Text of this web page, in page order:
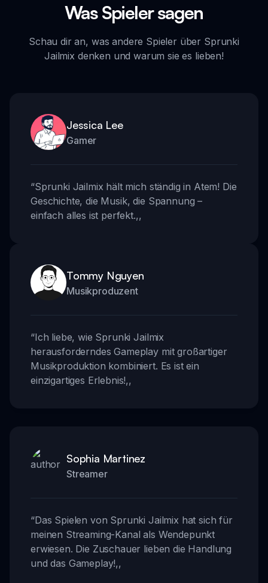
Was Spieler sagen
Schau dir an, was andere Spieler über Sprunki
Jailmix denken und warum sie es lieben!
Jessica Lee
Gamer
“Sprunki Jailmix hält mich ständig in Atem! Die
Geschichte, die Musik, die Spannung –
einfach alles ist perfekt.,,
Tommy Nguyen
Musikproduzent
“Ich liebe, wie Sprunki Jailmix
herausforderndes Gameplay mit großartiger
Musikproduktion kombiniert. Es ist ein
einzigartiges Erlebnis!,,
Sophia Martinez
Streamer
“Das Spielen von Sprunki Jailmix hat sich für
meinen Streaming-Kanal als Wendepunkt
erwiesen. Die Zuschauer lieben die Handlung
und das Gameplay!,,